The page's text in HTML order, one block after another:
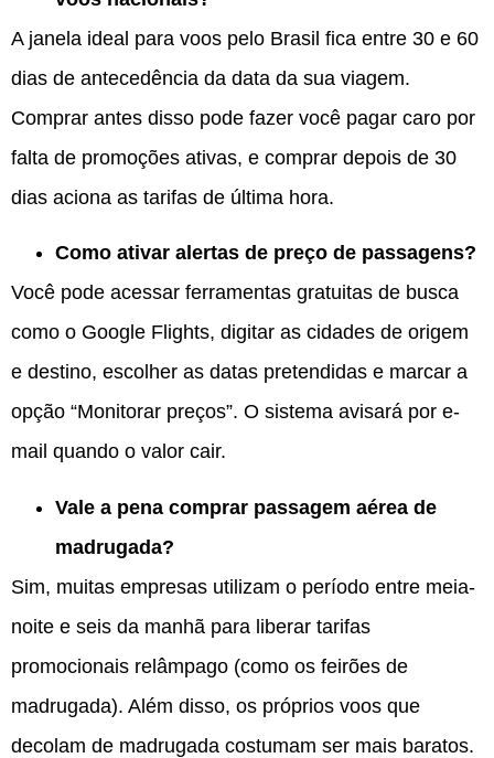
A janela ideal para voos pelo Brasil fica entre 30 e 60
dias de antecedência da data da sua viagem.
Comprar antes disso pode fazer você pagar caro por
falta de promoções ativas, e comprar depois de 30
dias aciona as tarifas de última hora.
Como ativar alertas de preço de passagens?
Você pode acessar ferramentas gratuitas de busca
como o Google Flights, digitar as cidades de origem
e destino, escolher as datas pretendidas e marcar a
opção “Monitorar preços”. O sistema avisará por e-
mail quando o valor cair.
Vale a pena comprar passagem aérea de
madrugada?
Sim, muitas empresas utilizam o período entre meia-
noite e seis da manhã para liberar tarifas
promocionais relâmpago (como os feirões de
madrugada). Além disso, os próprios voos que
decolam de madrugada costumam ser mais baratos.